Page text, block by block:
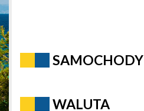
SAMOCHODY
WALUTA